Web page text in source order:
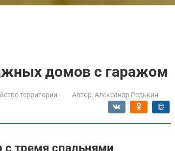
домов с гаражом
территории Автор: Александр Редькин
тремя спальнями